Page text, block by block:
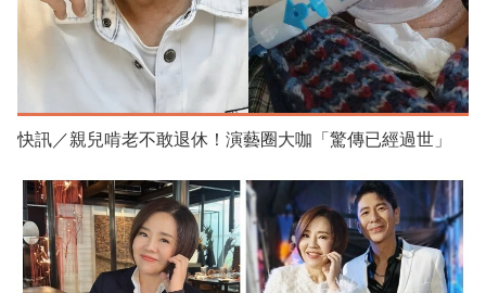
快訊／親兒啃老不敢退休！演藝圈大咖「驚傳已經過世」